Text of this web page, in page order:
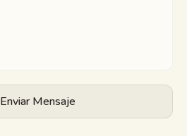
Enviar Mensaje